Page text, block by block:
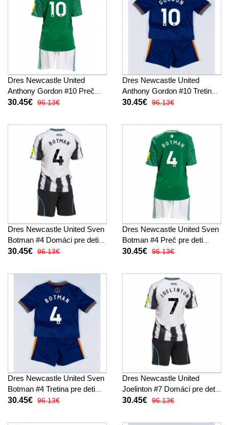
Dres Newcastle United
Anthony Gordon #10 Preč
pre deti 2025-26 Krátky
30.45€ 96.13€
Dres Newcastle United
Anthony Gordon #10 Tretina
pre deti 2025-26 Krátky
30.45€ 96.13€
Dres Newcastle United Sven
Botman #4 Domáci pre deti
2025-26 Krátky Rukáv (+
30.45€ 96.13€
Dres Newcastle United Sven
Botman #4 Preč pre deti
2025-26 Krátky Rukáv (+
30.45€ 96.13€
Dres Newcastle United Sven
Botman #4 Tretina pre deti
2025-26 Krátky Rukáv (+
30.45€ 96.13€
Dres Newcastle United
Joelinton #7 Domáci pre deti
2025-26 Krátky Rukáv (+
30.45€ 96.13€